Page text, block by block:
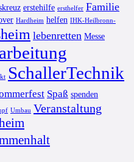
erstehilfe ersthelfer Familie
Hardheim helfen IHK-Heilbronn-
lebenretten Messe
SchallerTechnik
Spaß spenden
Umbau Veranstaltung